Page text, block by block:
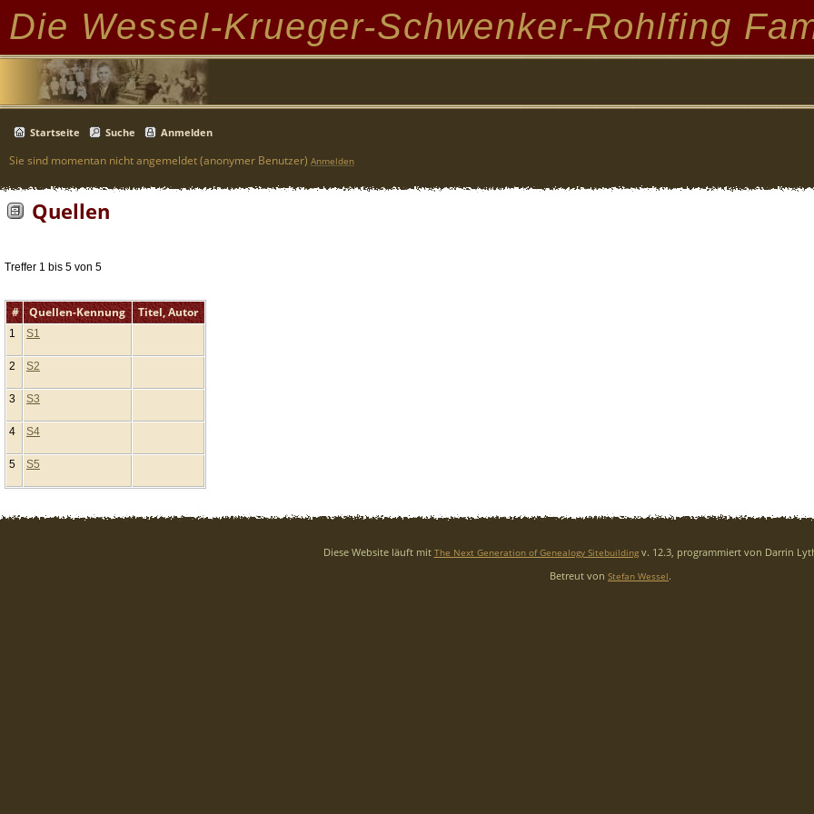
Die Wessel-Krueger-Schwenker-Rohlfing
Startseite Suche Anmelden
Sie sind momentan nicht angemeldet (anonymer Benutzer) Anmelden
Quellen
Treffer 1 bis 5 von 5
# Quellen-Kennung Titel, Autor
1 S1
2 S2
3 S3
4 S4
5 S5
Diese Website läuft mit The Next Generation of Genealogy Sitebuildingv. 12.3, programmiert von Darrin
Betreut von Stefan Wessel.